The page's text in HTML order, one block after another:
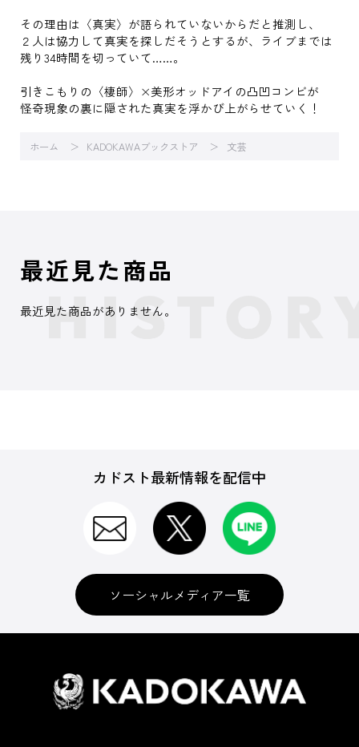
その理由は〈真実〉が語られていないからだと推測し、
２人は協力して真実を探しだそうとするが、ライブまでは
残り34時間を切っていて……。
引きこもりの〈棲師〉×美形オッドアイの凸凹コンビが
怪奇現象の裏に隠された真実を浮かび上がらせていく！
ホーム KADOKAWAブックストア 文芸
最近見た商品
最近見た商品がありません。
カドスト最新情報を配信中
ソーシャルメディア一覧